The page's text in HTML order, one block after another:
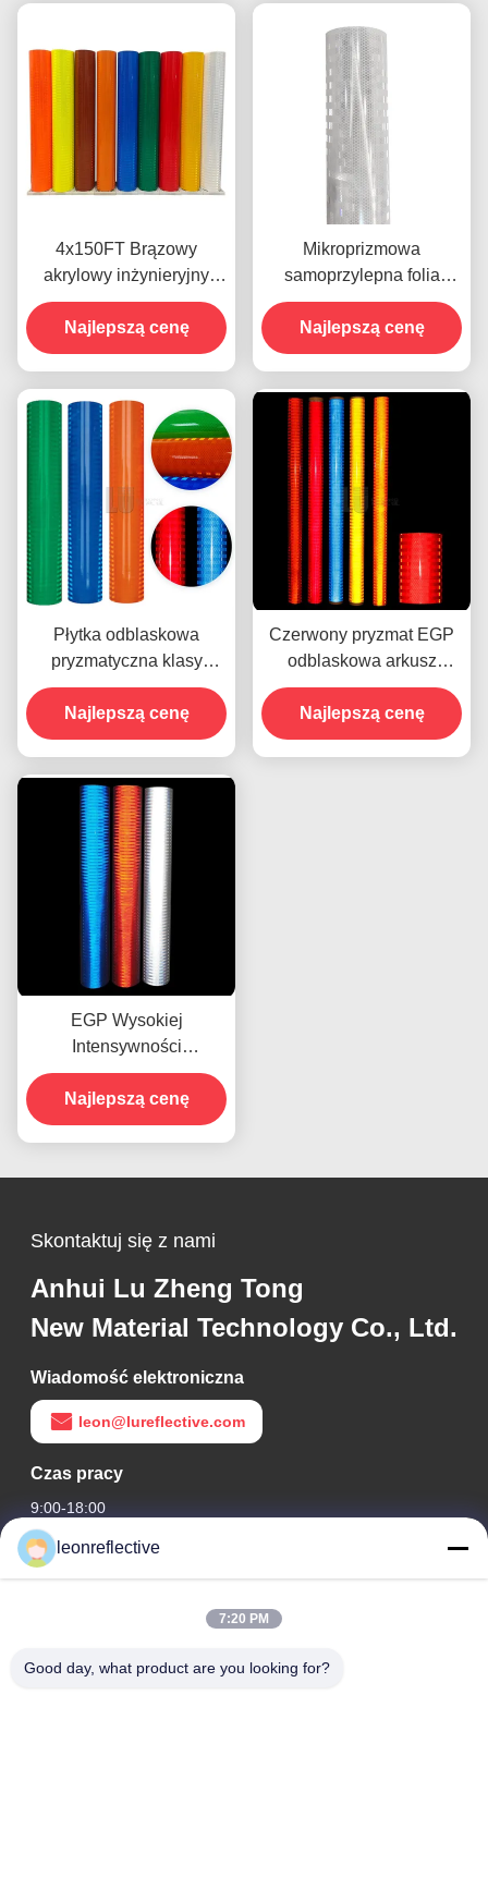
4x150FT Brązowy
akrylowy inżynieryjny
EGP Pryzmatyczny
odblaskowy arkusz
winylowy do znaków
Najlepszą cenę
Mikroprizmowa
samoprzylepna folia
odblaskowa z aluminium
EGP
Najlepszą cenę
Płytka odblaskowa
pryzmatyczna klasy
inżynieryjnej dla znaków
drogowych
Najlepszą cenę
Czerwony pryzmat EGP
odblaskowa arkusz
winylowy do druku UV z
rozpuszczalnikami
ekologicznymi
Najlepszą cenę
EGP Wysokiej
Intensywności
Pryzmatyczna
Odblaskowa Klejna Folia
Winylowa
Najlepszą cenę
Skontaktuj się z nami
Anhui Lu Zheng Tong
New Material Technology Co., Ltd.
Wiadomość elektroniczna
leon@lureflective.com
Czas pracy
9:00-18:00
Nasz adres
2 piętro, budynek D2, Huayi Science and Technology Park,
leonreflective
7:20 PM
Good day, what product are you looking for?